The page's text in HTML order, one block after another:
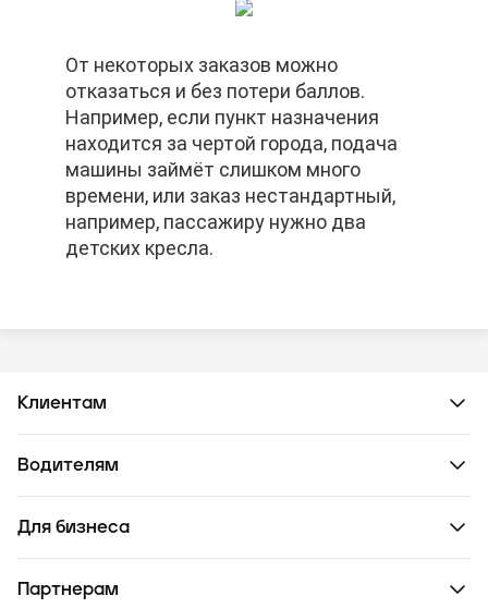
От некоторых заказов можно
отказаться и без потери баллов.
Например, если пункт назначения
находится за чертой города, подача
машины займёт слишком много
времени, или заказ нестандартный,
например, пассажиру нужно два
детских кресла.
От некоторых заказов можно
отказаться и без потери баллов.
Например, если пункт назначения
находится за чертой города, подача
машины займёт слишком много
времени, или заказ нестандартный,
например, пассажиру нужно два
детских кресла.
От некоторых заказов можно
отказаться и без потери баллов.
Например, если пункт назначения
находится за чертой города, подача
машины займёт слишком много
времени, или заказ нестандартный,
например, пассажиру нужно два
детских кресла.
Клиентам
Водителям
Для бизнеса
Партнерам